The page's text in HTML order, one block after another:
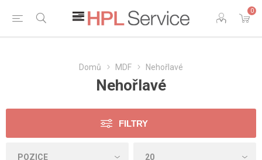
0
Domů MDF Nehořlavé
Nehořlavé
FILTRY